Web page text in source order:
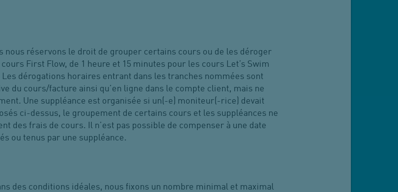
nous réservons le droit de grouper certains cours ou de les déroger
First Flow, de 1 heure et 15 minutes pour les cours Let’s Swim
dérogations horaires entrant dans les tranches nommées sont
du cours/facture ainsi qu’en ligne dans le compte client, mais ne
Une suppléance est organisée si un(-e) moniteur(-rice) devait
ci-dessus, le groupement de certains cours et les suppléances ne
des frais de cours. Il n’est pas possible de compenser à une date
ou tenus par une suppléance.
des conditions idéales, nous fixons un nombre minimal et maximal